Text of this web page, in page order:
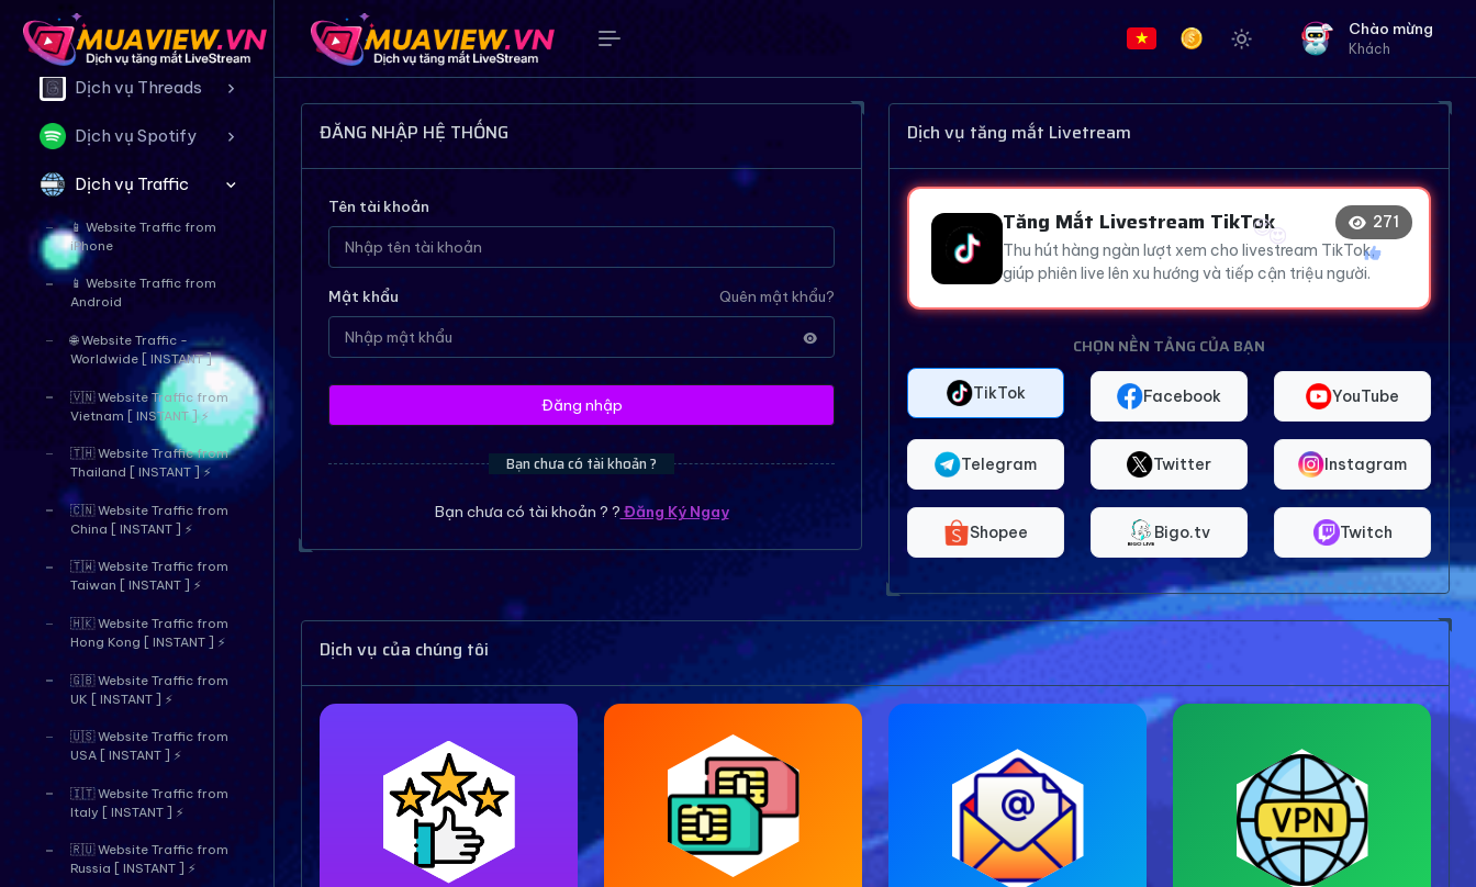
Chào mừng
Khách
Dịch vụ Twitter
Dịch vụ Threads
Dịch vụ Spotify
Dịch vụ Traffic
📱 Website Traffic from
iPhone
📱 Website Traffic from
Android
🌐 Website Traffic -
Worldwide [ INSTANT ]
🇻🇳 Website Traffic from
Vietnam [ INSTANT ] ⚡
🇹🇭 Website Traffic from
Thailand [ INSTANT ] ⚡
🇨🇳 Website Traffic from
China [ INSTANT ] ⚡
🇹🇼 Website Traffic from
Taiwan [ INSTANT ] ⚡
🇭🇰 Website Traffic from
Hong Kong [ INSTANT ] ⚡
🇬🇧 Website Traffic from
UK [ INSTANT ] ⚡
🇺🇸 Website Traffic from
USA [ INSTANT ] ⚡
🇮🇹 Website Traffic from
Italy [ INSTANT ] ⚡
🇷🇺 Website Traffic from
Russia [ INSTANT ] ⚡
ĐĂNG NHẬP HỆ THỐNG
Tên tài khoản
Quên mật khẩu?
Mật khẩu
Đăng nhập
Bạn chưa có tài khoản ?
Bạn chưa có tài khoản ? ? Đăng Ký Ngay
Dịch vụ tăng mắt Livetream
Tăng Mắt Livestream TikTok
Thu hút hàng ngàn lượt xem cho livestream TikTok,
giúp phiên live lên xu hướng và tiếp cận triệu người.
273
😍😂
😍
🔥
CHỌN NỀN TẢNG CỦA BẠN
TikTok Facebook YouTube
Telegram Twitter Instagram
Shopee Bigo.tv Twitch
Dịch vụ của chúng tôi